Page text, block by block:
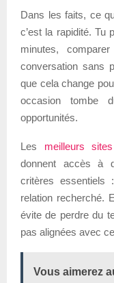
Dans les faits, ce
c’est la rapidité. Tu
minutes,
conversation sans
que cela change
occasion tombe
opportunités.
Les meilleurs
donnent accès à
critères essentiels
relation recherché.
évite de perdre du
pas alignées avec
Vous aimerez